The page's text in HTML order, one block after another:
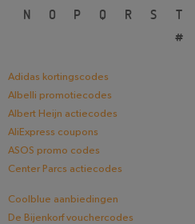
N
O P Q R S T
#
Adidas kortingscodes
Albelli promotiecodes
Albert Heijn actiecodes
AliExpress coupons
ASOS promo codes
Center Parcs actiecodes
Coolblue aanbiedingen
De Bijenkorf vouchercodes